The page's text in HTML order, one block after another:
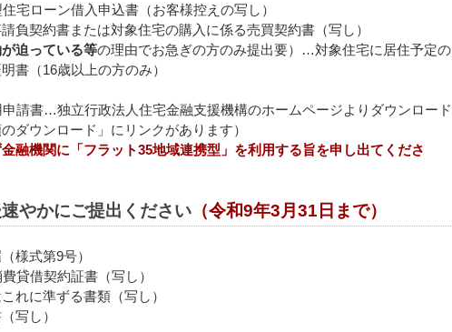
宅ローン借入申込書（お客様控えの写し）
負契約書または対象住宅の購入に係る売買契約書（写し）
迫っている等の理由でお急ぎの方のみ提出要）…対象住宅に居住予定の
書（16歳以上の方のみ）
請書…独立行政法人住宅金融支援機構のホームページよりダウンロード
ダウンロード」にリンクがあります）
融機関に「フラット35地域連携型」を利用する旨を申し出てくださ
速やかにご提出ください （令和9年3月31日まで）
様式第9号）
貸借契約証書（写し）
れに準ずる書類（写し）
写し）